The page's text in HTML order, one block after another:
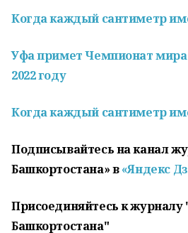
Когда каждый сантиметр
Уфа примет Чемпионат мира
2022 году
Когда каждый сантиметр
Подписывайтесь на канал
Башкортостана» в«Яндекс
Присоединяйтесь к
Башкортостана"